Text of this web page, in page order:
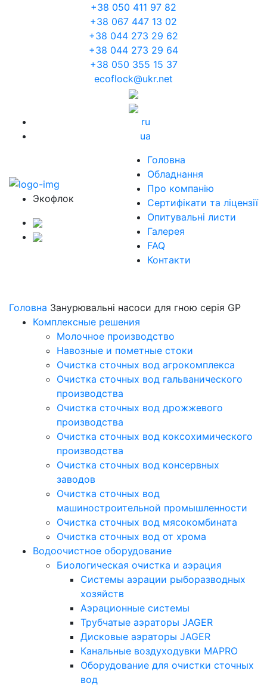
+38 050 411 97 82
+38 067 447 13 02
+38 044 273 29 62
+38 044 273 29 64
+38 050 355 15 37
ecoflock@ukr.net
ru
ua
Экофлок
Головна
Обладнання
Про компанію
Сертифікати та ліцензії
Опитувальні листи
Галерея
FAQ
Контакти
Головна Занурювальні насоси для гною серія GP
Комплексные решения
Молочное производство
Навозные и пометные стоки
Очистка сточных вод агрокомплекса
Очистка сточных вод гальванического
производства
Очистка сточных вод дрожжевого
производства
Очистка сточных вод коксохимического
производства
Очистка сточных вод консервных
заводов
Очистка сточных вод
машиностроительной промышленности
Очистка сточных вод мясокомбината
Очистка сточных вод от хрома
Водоочистное оборудование
Биологическая очистка и аэрация
Системы аэрации рыборазводных
хозяйств
Аэрационные системы
Трубчатые аэраторы JAGER
Дисковые аэраторы JAGER
Канальные воздуходувки MAPRO
Оборудование для очистки сточных
вод